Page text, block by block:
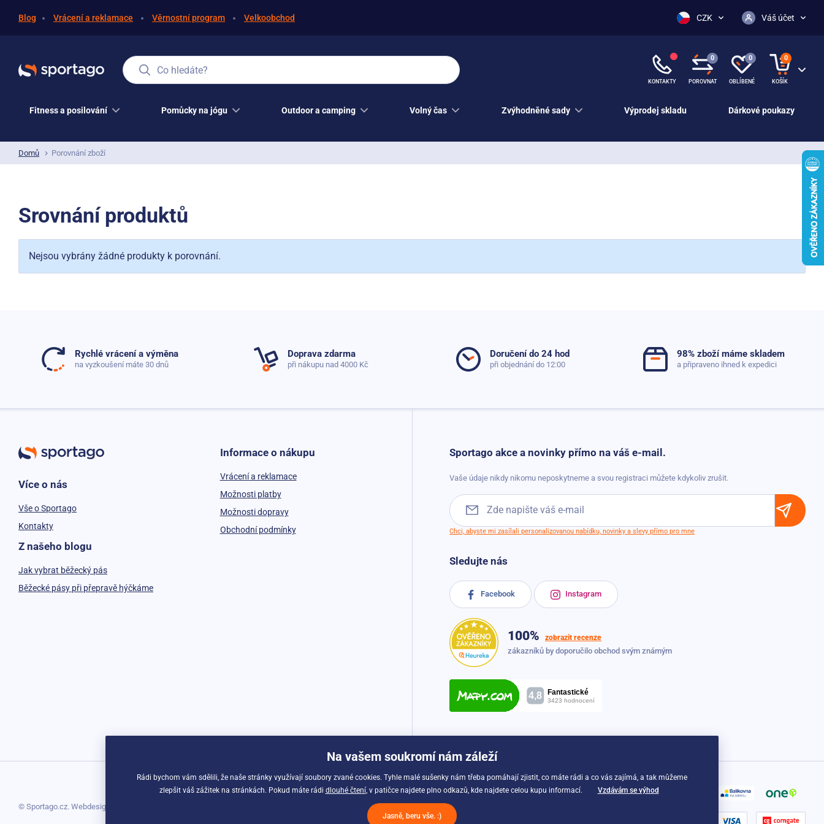
Blog Vrácení a reklamace Věrnostní program Velkoobchod CZK Váš účet
KONTAKTY
0
POROVNAT
0
OBLÍBENÉ
0
KOŠÍK
Co hledáte?
Fitness a posilování Pomůcky na jógu Outdoor a camping Volný čas Zvýhodněné sady Výprodej skladu Dárkové poukazy
Domů Porovnání zboží
Srovnání produktů
Nejsou vybrány žádné produkty k porovnání.
Rychlé vrácení a výměna
na vyzkoušení máte 30 dnů
Doprava zdarma
při nákupu nad 4000 Kč
Doručení do 24 hod
při objednání do 12:00
98% zboží máme skladem
a připraveno ihned k expedici
Více o nás
Vše o Sportago
Kontakty
Z našeho blogu
Jak vybrat běžecký pás
Běžecké pásy při přepravě hýčkáme
Informace o nákupu
Vrácení a reklamace
Možnosti platby
Možnosti dopravy
Obchodní podmínky
Sportago akce a novinky přímo na váš e-mail.
Vaše údaje nikdy nikomu neposkytneme a svou registraci můžete kdykoliv zrušit.
Chci, abyste mi zasílali personalizovanou nabídku, novinky a slevy přímo pro mne
100% zobrazit recenze
zákazníků by doporučilo obchod svým známým
Sledujte nás
Facebook Instagram
Možnosti dopravy a platby:
© Sportago.cz. Webdesign
Na vašem soukromí nám záleží
Rádi bychom vám sdělili, že naše stránky využívají soubory zvané cookies. Tyhle malé sušenky nám třeba pomáhají zjistit, co máte rádi a co vás zajímá, a tak můžeme
zlepšit váš zážitek na stránkách. Pokud máte rádi dlouhé čtení, v patičce najdete plno odkazů, kde najdete celou kupu informací. Vzdávám se výhod
Jasně, beru vše. :)